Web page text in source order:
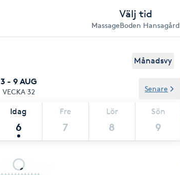
Välj tid
MassageBoden Hansagård
Månadsvy
3 - 9 AUG
VECKA 32
Idag
6
Fre
7
Lör
8
Sön
9
Senare